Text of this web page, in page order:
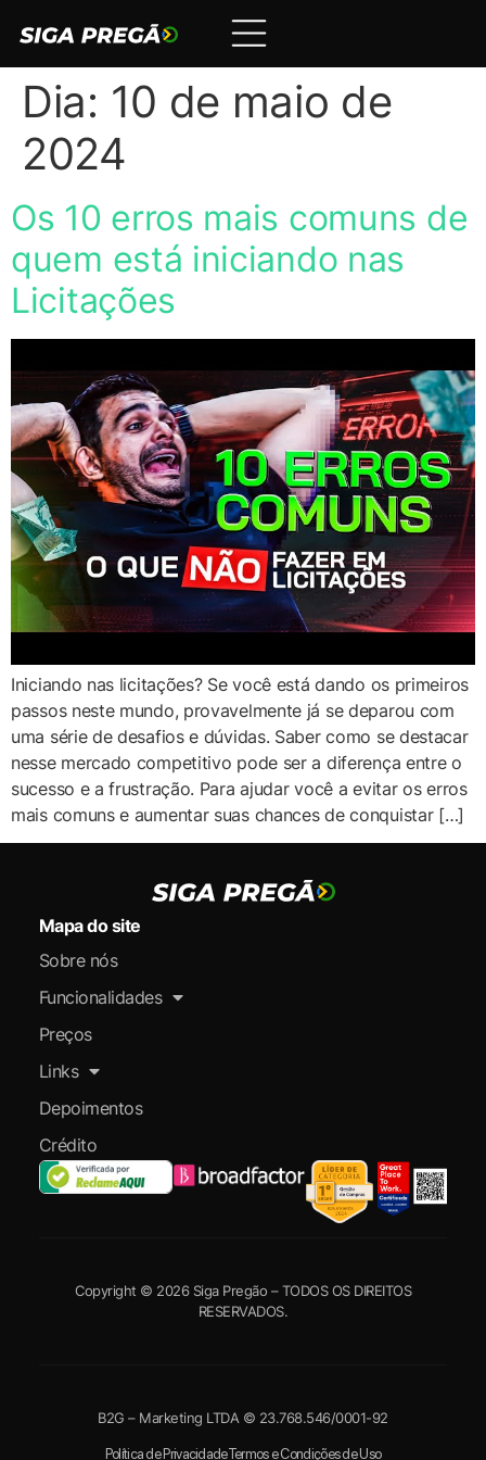
Dia: 10 de maio de
2024
Os 10 erros mais comuns de
quem está iniciando nas
Licitações
Iniciando nas licitações? Se você está dando os primeiros
passos neste mundo, provavelmente já se deparou com
uma série de desafios e dúvidas. Saber como se destacar
nesse mercado competitivo pode ser a diferença entre o
sucesso e a frustração. Para ajudar você a evitar os erros
mais comuns e aumentar suas chances de conquistar […]
Mapa do site
Sobre nós
Funcionalidades
Preços
Links
Depoimentos
Crédito
Copyright © 2026 Siga Pregão – TODOS OS DIREITOS
RESERVADOS.
B2G – Marketing LTDA © 23.768.546/0001-92
Política de PrivacidadeTermos e Condições de Uso